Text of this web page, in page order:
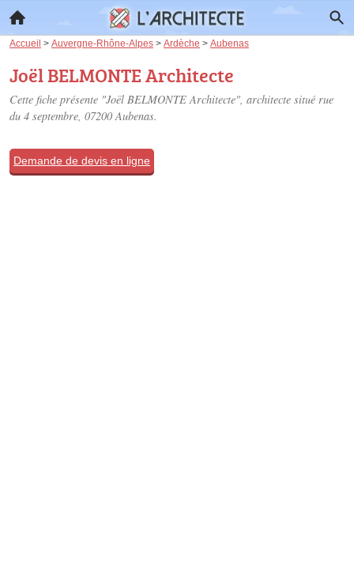
Accueil > Auvergne-Rhône-Alpes > Ardèche > Aubenas
Joël BELMONTE Architecte
Cette fiche présente "Joël BELMONTE Architecte", architecte situé rue
du 4 septembre, 07200 Aubenas.
Demande de devis en ligne